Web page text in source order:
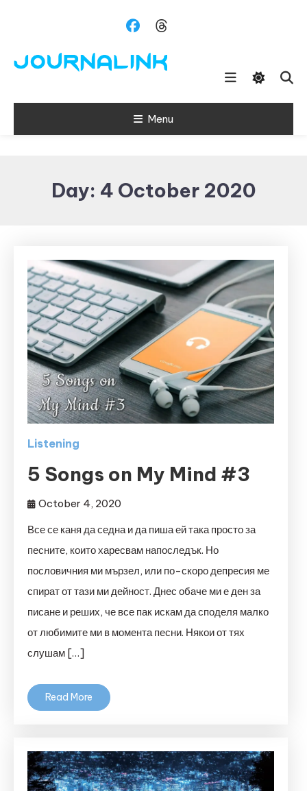
Journalink Menu
Day: 4 October 2020
Listening
5 Songs on My Mind #3
October 4, 2020
Все се каня да седна и да пиша ей така просто за
песните, които харесвам напоследък. Но
пословичния ми мързел, или по-скоро депресия ме
спират от тази ми дейност. Днес обаче ми е ден за
писане и реших, че все пак искам да споделя малко
от любимите ми в момента песни. Някои от тях
слушам […]
Read More